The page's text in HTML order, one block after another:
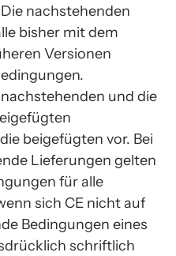
Die nachstehenden
bisher mit dem
Versionen
und die
beigefügten vor. Bei
Lieferungen gelten
für alle
sich CE nicht auf
Bedingungen eines
schriftlich